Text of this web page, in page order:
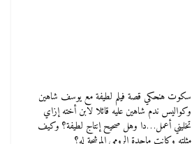
‏سكوت هنحكي قصة فيلم لطيفة مع يوسف شاهين
وكواليس ندم شاهين عليه قائلا لابن أخته إزاي
تخليني أعمل…دا وهل صحيح إنتاج لطيفة؟ وكيف